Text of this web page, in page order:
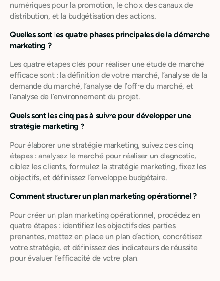
numériques pour la promotion, le choix des canaux de
distribution, et la budgétisation des actions.
Quelles sont les quatre phases principales de la démarche
marketing ?
Les quatre étapes clés pour réaliser une étude de marché
efficace sont : la définition de votre marché, l’analyse de la
demande du marché, l’analyse de l’offre du marché, et
l’analyse de l’environnement du projet.
Quels sont les cinq pas à suivre pour développer une
stratégie marketing ?
Pour élaborer une stratégie marketing, suivez ces cinq
étapes : analysez le marché pour réaliser un diagnostic,
ciblez les clients, formulez la stratégie marketing, fixez les
objectifs, et définissez l’enveloppe budgétaire.
Comment structurer un plan marketing opérationnel ?
Pour créer un plan marketing opérationnel, procédez en
quatre étapes : identifiez les objectifs des parties
prenantes, mettez en place un plan d’action, concrétisez
votre stratégie, et définissez des indicateurs de réussite
pour évaluer l’efficacité de votre plan.